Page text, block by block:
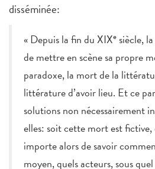
disséminée:
« Depuis la fin du XIXe siècle,
de mettre en scène sa propre
paradoxe, la mort de la
littérature d’avoir lieu. Et ce
solutions non nécessairement
elles: soit cette mort est
importe alors de savoir
moyen, quels acteurs, sous